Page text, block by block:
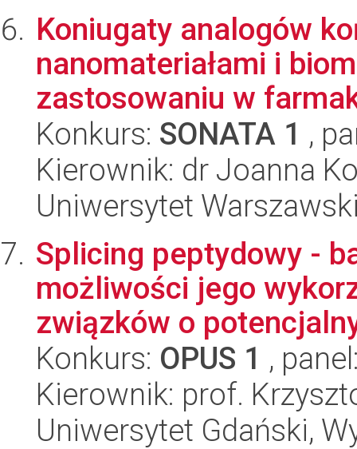
Koniugaty analogów
nanomateriałami i
zastosowaniu w
Konkurs: SONATA 1 ,
Kierownik: dr Joanna
Uniwersytet
Splicing peptydowy -
możliwości jego
związków o
Konkurs: OPUS 1 ,
Kierownik: prof.
Uniwersytet Gdański,